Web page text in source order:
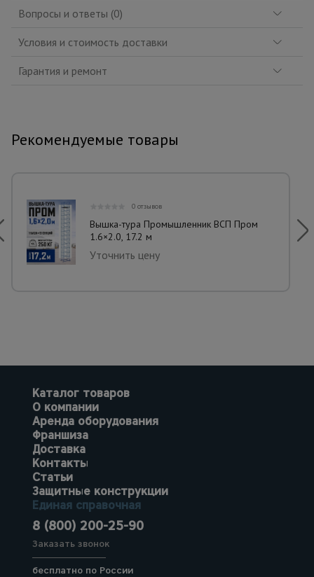
Вопросы и ответы (0)
Условия и стоимость доставки
Гарантия и ремонт
Рекомендуемые товары
0 отзывов
Вышка-тура Промышленник ВСП Пром
1.6×2.0, 17.2 м
Уточнить цену
Каталог товаров
О компании
Аренда оборудования
Франшиза
Доставка
Контакты
Статьи
Защитные конструкции
Единая справочная
8 (800) 200-25-90
Заказать звонок
бесплатно по России